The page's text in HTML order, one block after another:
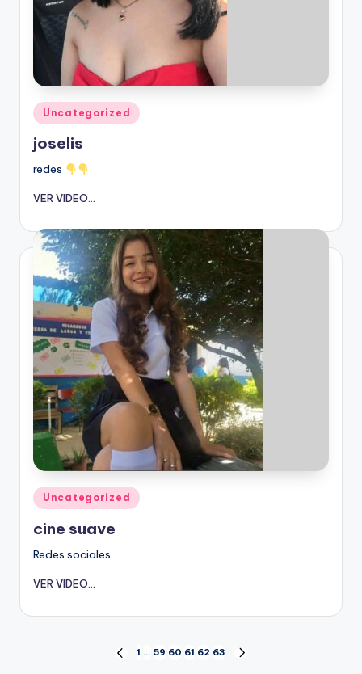
Publicado
en
Uncategorized
joselis
redes
VER VIDEO...
Publicado
en
Uncategorized
cine suave
Redes sociales
VER VIDEO...
Paginación
PÁGINA
1 … 59 60 61 62 63